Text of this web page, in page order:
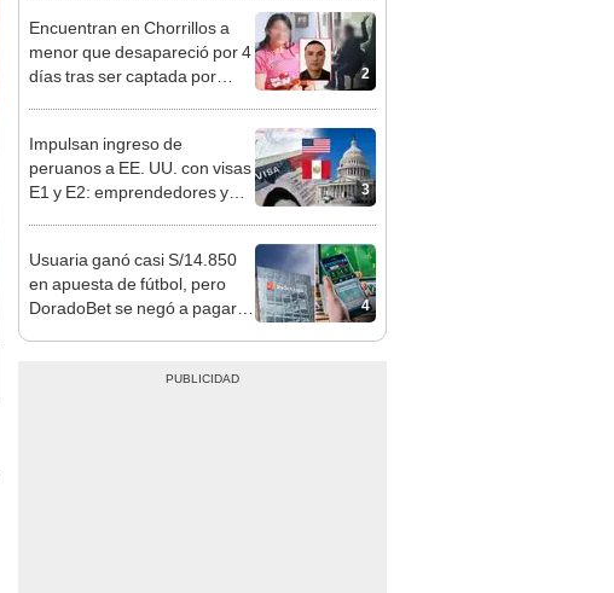
2
Encuentran en Chorrillos a
menor que desapareció por 4
días tras ser captada por
3
Impulsan ingreso de
peruanos a EE. UU. con visas
E1 y E2: emprendedores y
4
Usuaria ganó casi S/14.850
en apuesta de fútbol, pero
DoradoBet se negó a pagar: